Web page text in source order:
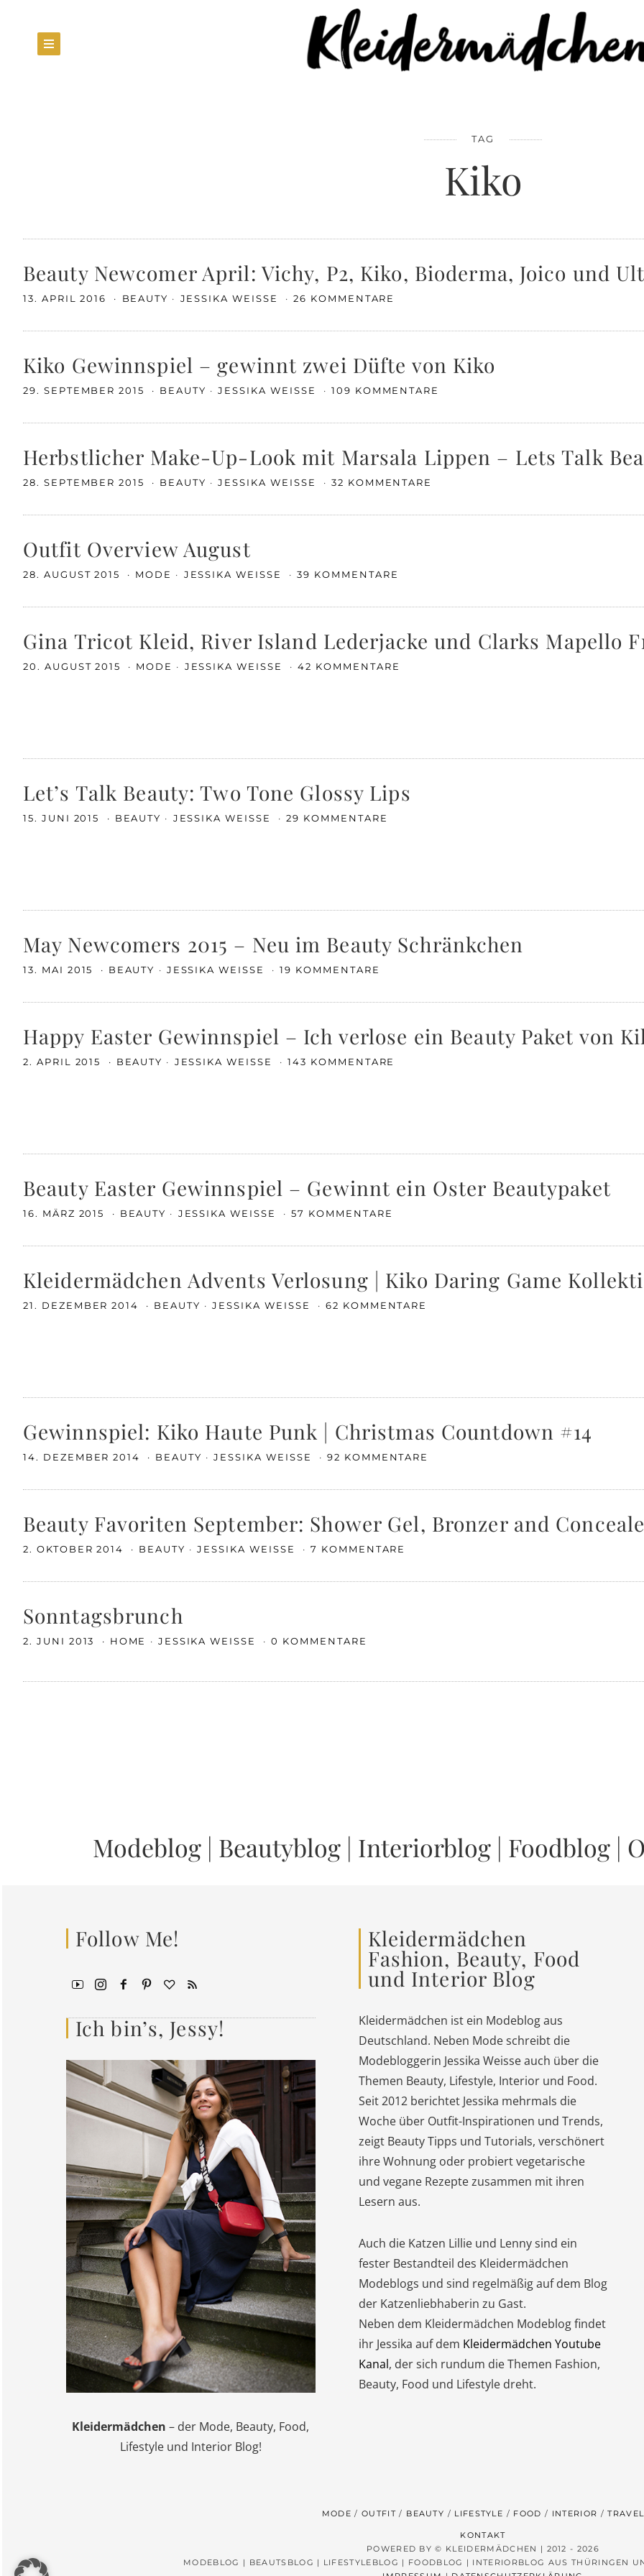
TAG
Kiko
Beauty Newcomer April: Vichy, P2, Kiko, Bioderma, Joico und
13. APRIL 2016 BEAUTY JESSIKA WEISSE 26 KOMMENTARE
Kiko Gewinnspiel – gewinnt zwei Düfte von Kiko
29. SEPTEMBER 2015 BEAUTY JESSIKA WEISSE 109 KOMMENTARE
Herbstlicher Make-Up-Look mit Marsala Lippen – Lets Talk
28. SEPTEMBER 2015 BEAUTY JESSIKA WEISSE 32 KOMMENTARE
Outfit Overview August
28. AUGUST 2015 MODE JESSIKA WEISSE 39 KOMMENTARE
Gina Tricot Kleid, River Island Lederjacke und Clarks Mapello
20. AUGUST 2015 MODE JESSIKA WEISSE 42 KOMMENTARE
Let’s Talk Beauty: Two Tone Glossy Lips
15. JUNI 2015 BEAUTY JESSIKA WEISSE 29 KOMMENTARE
May Newcomers 2015 – Neu im Beauty Schränkchen
13. MAI 2015 BEAUTY JESSIKA WEISSE 19 KOMMENTARE
Happy Easter Gewinnspiel – Ich verlose ein Beauty Paket von
2. APRIL 2015 BEAUTY JESSIKA WEISSE 143 KOMMENTARE
Beauty Easter Gewinnspiel – Gewinnt ein Oster Beautypaket
16. MÄRZ 2015 BEAUTY JESSIKA WEISSE 57 KOMMENTARE
Kleidermädchen Advents Verlosung | Kiko Daring Game
21. DEZEMBER 2014 BEAUTY JESSIKA WEISSE 62 KOMMENTARE
Gewinnspiel: Kiko Haute Punk | Christmas Countdown #14
14. DEZEMBER 2014 BEAUTY JESSIKA WEISSE 92 KOMMENTARE
Beauty Favoriten September: Shower Gel, Bronzer and
2. OKTOBER 2014 BEAUTY JESSIKA WEISSE 7 KOMMENTARE
Sonntagsbrunch
2. JUNI 2013 HOME JESSIKA WEISSE 0 KOMMENTARE
Modeblog | Beautyblog | Interiorblog | Foodblog |
Follow Me!
Ich bin’s, Jessy!
Kleidermädchen – der Mode, Beauty, Food,
Lifestyle und Interior Blog!
Kleidermädchen
Fashion, Beauty, Food
und Interior Blog
Kleidermädchen ist ein Modeblog aus
Deutschland. Neben Mode schreibt die
Modebloggerin Jessika Weisse auch über die
Themen Beauty, Lifestyle, Interior und Food.
Seit 2012 berichtet Jessika mehrmals die
Woche über Outfit-Inspirationen und Trends,
zeigt Beauty Tipps und Tutorials, verschönert
ihre Wohnung oder probiert vegetarische
und vegane Rezepte zusammen mit ihren
Lesern aus.
Auch die Katzen Lillie und Lenny sind ein
fester Bestandteil des Kleidermädchen
Modeblogs und sind regelmäßig auf dem Blog
der Katzenliebhaberin zu Gast.
Neben dem Kleidermädchen Modeblog findet
ihr Jessika auf dem Kleidermädchen Youtube
Kanal, der sich rundum die Themen Fashion,
Beauty, Food und Lifestyle dreht.
MODE OUTFIT BEAUTY LIFESTYLE FOOD INTERIOR TRAVEL
KONTAKT
POWERED BY © KLEIDERMÄDCHEN | 2012 - 2026
MODEBLOG | BEAUTSBLOG | LIFESTYLEBLOG | FOODBLOG | INTERIORBLOG AUS THÜRINGEN